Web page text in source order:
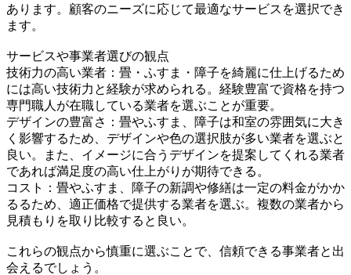
あります。顧客のニーズに応じて最適なサービスを選択でき
ます。
サービスや事業者選びの観点
技術力の高い業者：畳・ふすま・障子を綺麗に仕上げるため
には高い技術力と経験が求められる。経験豊富で資格を持つ
専門職人が在職している業者を選ぶことが重要。
デザインの豊富さ：畳やふすま、障子は和室の雰囲気に大き
く影響するため、デザインや色の選択肢が多い業者を選ぶと
良い。また、イメージに合うデザインを提案してくれる業者
であれば満足度の高い仕上がりが期待できる。
コスト：畳やふすま、障子の新調や修繕は一定の料金がかか
るるため、適正価格で提供する業者を選ぶ。複数の業者から
見積もりを取り比較すると良い。
これらの観点から慎重に選ぶことで、信頼できる事業者と出
会えるでしょう。